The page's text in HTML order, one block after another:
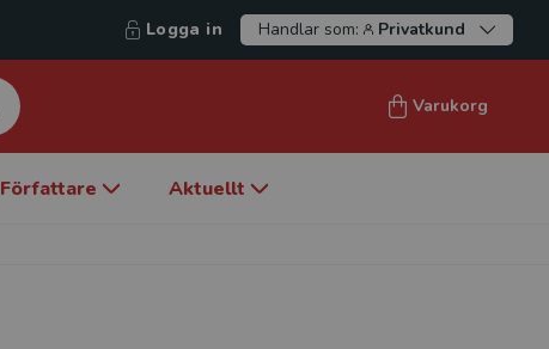
Logga in Handlar som: Privatkund
Varukorg
Författare Aktuellt